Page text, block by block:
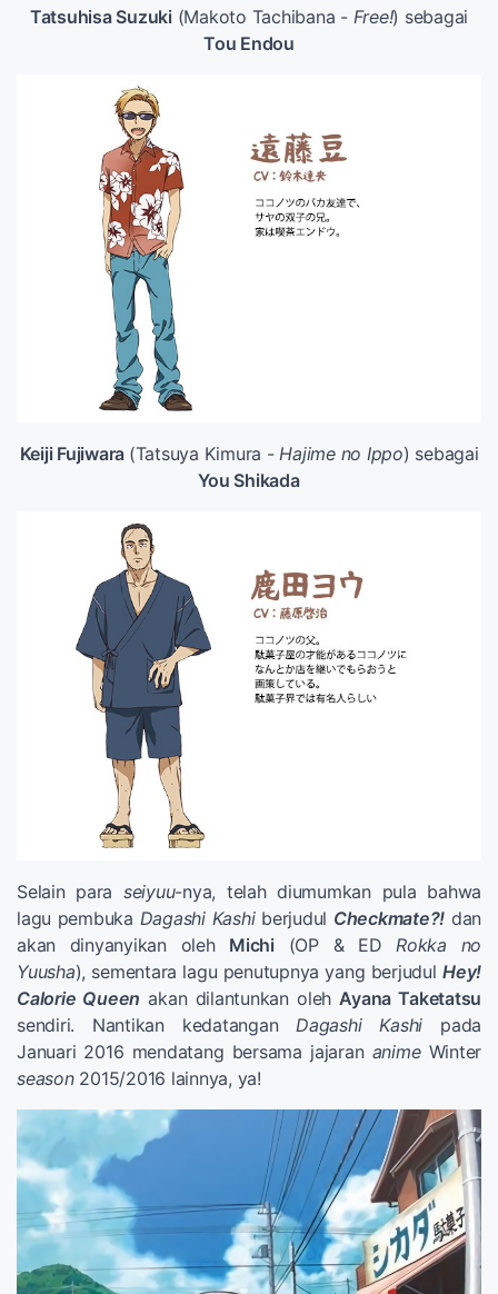
Tatsuhisa Suzuki (Makoto Tachibana - Free!) sebagai
Tou Endou
Keiji Fujiwara (Tatsuya Kimura -Hajime no Ippo) sebagai
You Shikada
Selain para seiyuu-nya, telah diumumkan pula bahwa
lagu pembuka Dagashi Kashiberjudul Checkmate?! dan
akan dinyanyikan oleh Michi (OP & ED Rokka no
Yuusha), sementara lagu penutupnya yang berjudul Hey!
Calorie Queen akan dilantunkan oleh Ayana Taketatsu
sendiri. Nantikan kedatangan Dagashi Kashi pada
Januari 2016 mendatang bersama jajaran animeWinter
season2015/2016 lainnya, ya!